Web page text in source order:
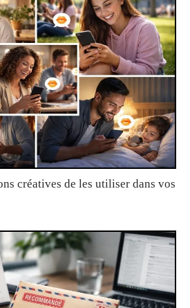
créatives de les utiliser dans vos